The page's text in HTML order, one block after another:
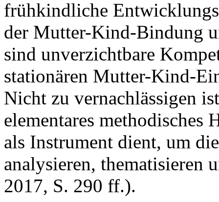
frühkindliche
der Mutter-Kind-Bindung
sind unverzichtbare
stationären Mutter-Kind-
Nicht zu vernachlässigen
elementares methodisches
als Instrument dient, um
analysieren, thematisieren
2017, S. 290 ff.).